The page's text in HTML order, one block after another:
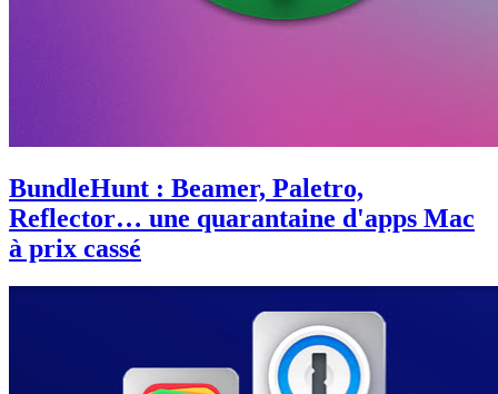
BundleHunt : Beamer, Paletro,
Reflector… une quarantaine d'apps Mac
à prix cassé